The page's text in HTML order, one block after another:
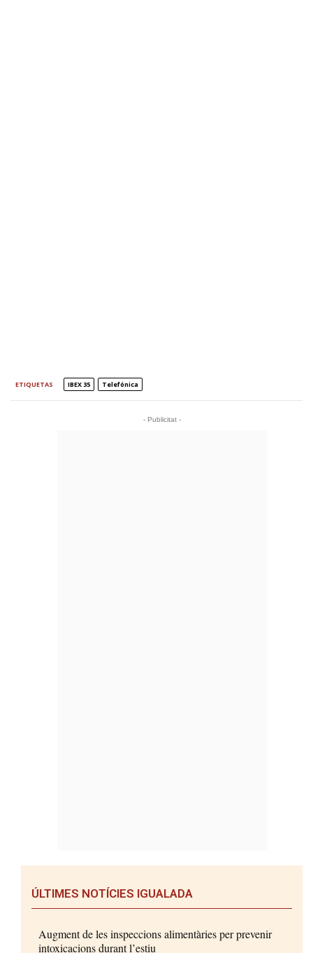
ETIQUETAS IBEX 35 Telefónica
- Publicitat -
ÚLTIMES NOTÍCIES IGUALADA
Augment de les inspeccions alimentàries per prevenir
intoxicacions durant l’estiu